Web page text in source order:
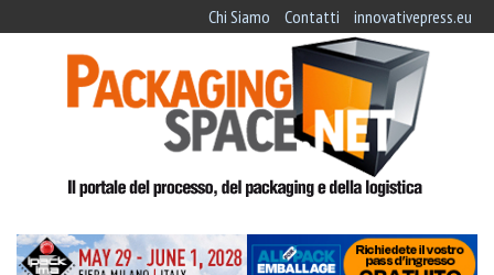
Chi Siamo Contatti innovativepress.eu